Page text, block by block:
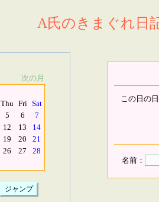
A氏のきまぐれ日
次の月
Thu Fri Sat
5 6
7
12 13
14
19 20
21
26 27
28
この日の
名前：